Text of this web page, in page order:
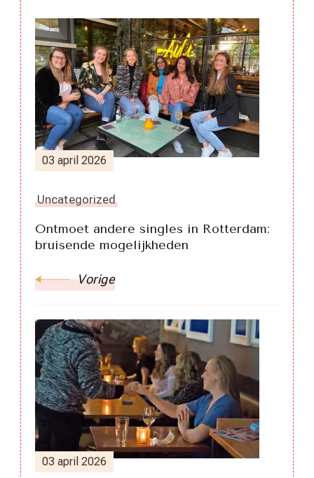
Berichtnavigatie
03 april 2026
Uncategorized
Ontmoet andere singles in Rotterdam:
bruisende mogelijkheden
Vorige
03 april 2026